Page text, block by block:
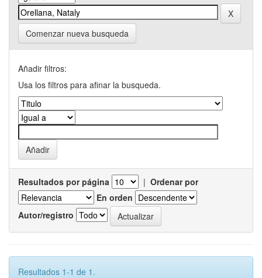
Comenzar nueva busqueda
Añadir filtros:
Usa los filtros para afinar la busqueda.
Resultados por página | Ordenar por
En orden
Autor/registro
Resultados 1-1 de 1.